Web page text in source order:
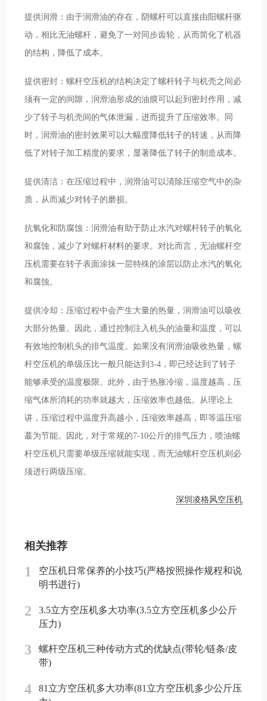
提供润滑：由于润滑油的存在，阴螺杆可以直接由阳螺杆驱
动，相比无油螺杆，避免了一对同步齿轮，从而简化了机器
的结构，降低了成本。
提供密封：螺杆空压机的结构决定了螺杆转子与机壳之间必
须有一定的间隙，润滑油形成的油膜可以起到密封作用，减
少了转子与机壳间的气体泄漏，进而提升了压缩效率。同
时，润滑油的密封效果可以大幅度降低转子的转速，从而降
低了对转子加工精度的要求，显著降低了转子的制造成本。
提供清洁：在压缩过程中，润滑油可以清除压缩空气中的杂
质，从而减少对转子的磨损。
抗氧化和防腐蚀：润滑油有助于防止水汽对螺杆转子的氧化
和腐蚀，减少了对螺杆材料的要求。对比而言，无油螺杆空
压机需要在转子表面涂抹一层特殊的涂层以防止水汽的氧化
和腐蚀。
提供冷却：压缩过程中会产生大量的热量，润滑油可以吸收
大部分热量。因此，通过控制注入机头的油量和温度，可以
有效地控制机头的排气温度。如果没有润滑油吸收热量，螺
杆空压机的单级压比一般只能达到3-4，即已经达到了转子
能够承受的温度极限。此外，由于热胀冷缩，温度越高，压
缩气体所消耗的功率就越大，压缩效率也越低。从理论上
讲，压缩过程中温度升高越小，压缩效率越高，即等温压缩
蕞为节能。因此，对于常规的7-10公斤的排气压力，喷油螺
杆空压机只需要单级压缩就能实现，而无油螺杆空压机则必
须进行两级压缩。
深圳凌格风空压机
相关推荐
1
空压机日常保养的小技巧(严格按照操作规程和说
明书进行)
2
3.5立方空压机多大功率(3.5立方空压机多少公斤
压力)
3
螺杆空压机三种传动方式的优缺点(带轮/链条/皮
带)
4
81立方空压机多大功率(81立方空压机多少公斤压